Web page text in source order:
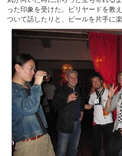
った印象を受けた。ビリヤードを教
ついて話したりと、ビールを片手に